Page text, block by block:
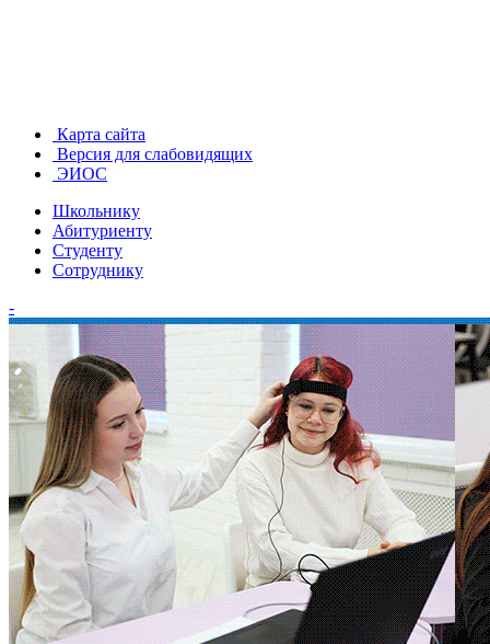
Карта сайта
Версия для слабовидящих
ЭИОС
Школьнику
Абитуриенту
Студенту
Сотруднику
-